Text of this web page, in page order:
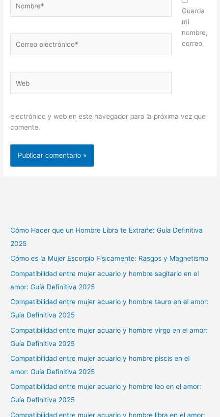
electrónico*
Guarda
mi
nombre,
correo
electrónico y web en este navegador para la próxima vez que
comente.
Cómo Hacer que un Hombre Libra te Extrañe: Guía Definitiva
2025
Cómo es la Mujer Escorpio Físicamente: Rasgos y Magnetismo
Compatibilidad entre mujer acuario y hombre sagitario en el
amor: Guía Definitiva 2025
Compatibilidad entre mujer acuario y hombre tauro en el amor:
Guía Definitiva 2025
Compatibilidad entre mujer acuario y hombre virgo en el amor:
Guía Definitiva 2025
Compatibilidad entre mujer acuario y hombre piscis en el
amor: Guía Definitiva 2025
Compatibilidad entre mujer acuario y hombre leo en el amor:
Guía Definitiva 2025
Compatibilidad entre mujer acuario y hombre libra en el amor: